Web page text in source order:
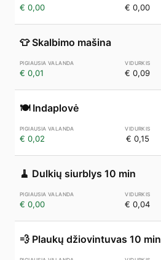
€ 0,00 € 0,00
👕 Skalbimo mašina
€ 0,01 € 0,09
🍽️ Indaplovė
€ 0,02 € 0,15
🧹 Dulkių siurblys 10 min
€ 0,00 € 0,04
💨 Plaukų džiovintuvas 10 min